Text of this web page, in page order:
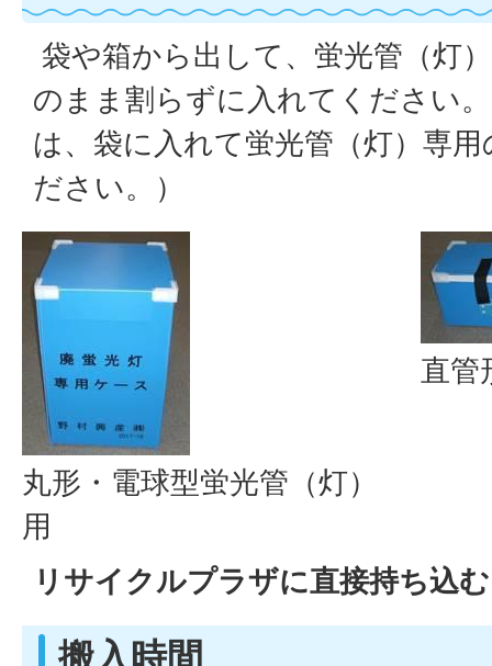
袋や箱から出して、蛍光管（灯
のまま割らずに入れてください
は、袋に入れて蛍光管（灯）専
ださい。）
丸形・電球型蛍光管（灯）
用
直管
リサイクルプラザに直接持ち込
搬入時間